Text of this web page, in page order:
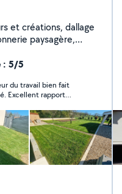
et créations, dallage
paysagère,
de jardin : tonte
Mais aussi
de
proximité et
50%*
pour un confort
*CESU
: 5/5
du travail bien fait